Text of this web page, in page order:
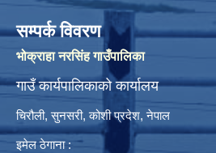
सम्पर्क विवरण
भोक्राहा नरसिंह गाउँपालिका
गाउँ कार्यपालिकाको कार्यालय
चिरौली, सुनसरी, कोशी प्रदेश, नेपाल
इमेल ठेगाना :